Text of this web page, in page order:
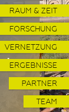
RAUM & ZEIT
FORSCHUNG
VERNETZUNG
ERGEBNISSE
PARTNER
TEAM